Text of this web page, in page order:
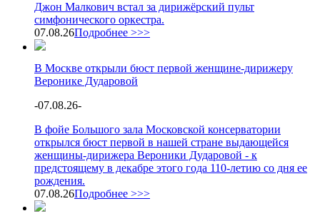
Джон Малкович встал за дирижёрский пульт
симфонического оркестра.
07.08.26Подробнее >>>
В Москве открыли бюст первой женщине-дирижеру
Веронике Дударовой
-07.08.26-
В фойе Большого зала Московской консерватории
открылся бюст первой в нашей стране выдающейся
женщины-дирижера Вероники Дударовой - к
предстоящему в декабре этого года 110-летию со дня ее
рождения.
07.08.26Подробнее >>>